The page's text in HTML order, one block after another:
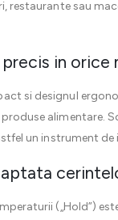
restaurante sau
in orice
si designul
alimentare.
un instrument
(„Hold”)